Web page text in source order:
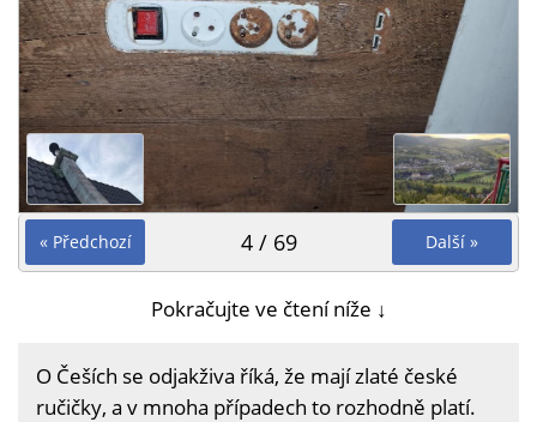
« Předchozí Další »
4 / 69
Pokračujte ve čtení níže ↓
O Češích se odjakživa říká, že mají zlaté české
ručičky, a v mnoha případech to rozhodně platí.